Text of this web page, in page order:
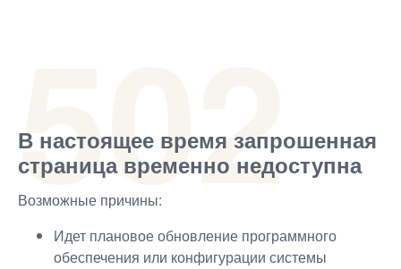
В настоящее время запрошенная
страница временно недоступна
Возможные причины:
Идет плановое обновление программного
обеспечения или конфигурации системы